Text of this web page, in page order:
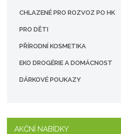
CHLAZENÉ PRO ROZVOZ PO HK
PRO DĚTI
PŘÍRODNÍ KOSMETIKA
EKO DROGÉRIE A DOMÁCNOST
DÁRKOVÉ POUKAZY
AKČNÍ NABÍDKY